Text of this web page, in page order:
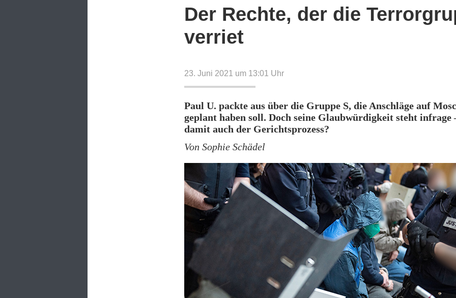
Der Rechte, der die
verriet
23. Juni 2021 um 13:01 Uhr
Paul U. packte aus über die Gruppe S, die Anschläge auf
geplant haben soll. Doch seine Glaubwürdigkeit steht infrage
damit auch der Gerichtsprozess?
Von Sophie Schädel